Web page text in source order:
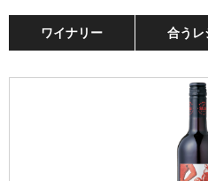
ワイナリー 合うレ